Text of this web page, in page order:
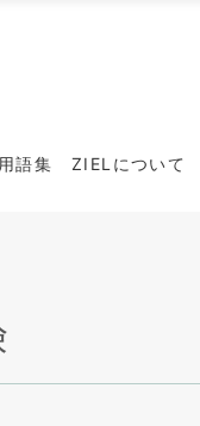
用語集 ZIELについて